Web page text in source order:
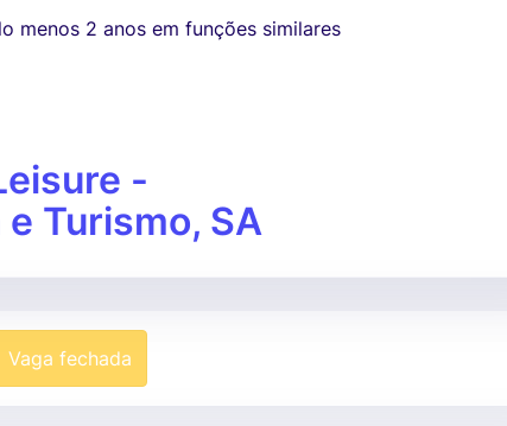
menos 2 anos em funções similares
-
Turismo, SA
Vaga fechada